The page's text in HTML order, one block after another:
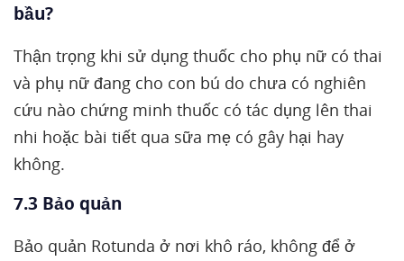
bầu?
Thận trọng khi sử dụng thuốc cho phụ nữ có thai
và phụ nữ đang cho con bú do chưa có nghiên
cứu nào chứng minh thuốc có tác dụng lên thai
nhi hoặc bài tiết qua sữa mẹ có gây hại hay
không.
7.3 Bảo quản
Bảo quản Rotunda ở nơi khô ráo, không để ở